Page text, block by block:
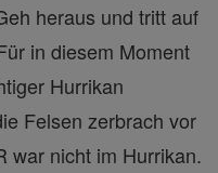
heraus und tritt auf
in diesem Moment
Hurrikan
Felsen zerbrach vor
war nicht im Hurrikan.